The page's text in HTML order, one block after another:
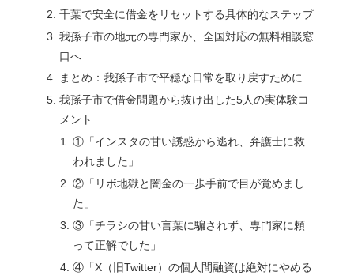
千葉で安全に借金をリセットする具体的なステップ
我孫子市の地元の専門家か、全国対応の無料相談窓
口へ
まとめ：我孫子市で平穏な日常を取り戻すために
我孫子市で借金問題から抜け出した5人の実体験コ
メント
①「インスタの甘い誘惑から逃れ、弁護士に救
われました」
②「リボ地獄と闇金の一歩手前で目が覚めまし
た」
③「チラシの甘い言葉に騙されず、専門家に頼
って正解でした」
④「X（旧Twitter）の個人間融資は絶対にやめる